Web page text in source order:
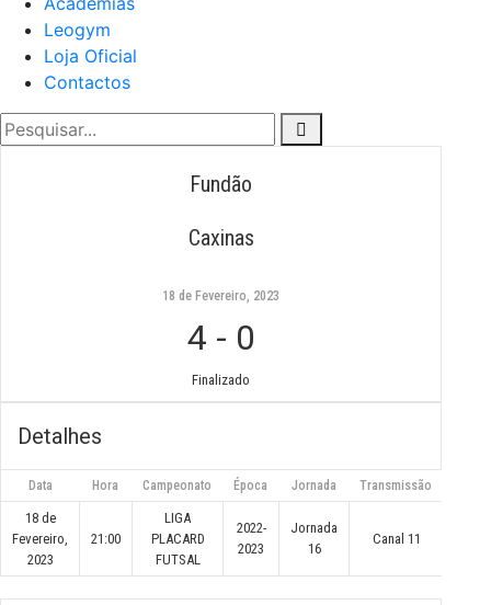
Leogym
Loja Oficial
Contactos
Fundão
Caxinas
18 de Fevereiro, 2023
4 - 0
Finalizado
Detalhes
Data Hora Campeonato Época Jornada Transmissão
18 de
Fevereiro,
2023
21:00
LIGA
PLACARD
FUTSAL
2022-
2023
Jornada
16
Canal 11